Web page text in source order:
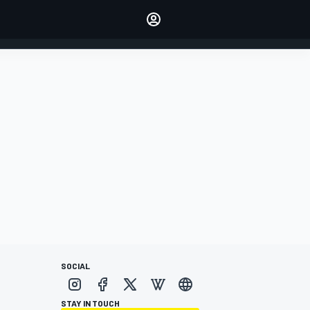
ACCEDI
SOCIAL
STAY IN TOUCH